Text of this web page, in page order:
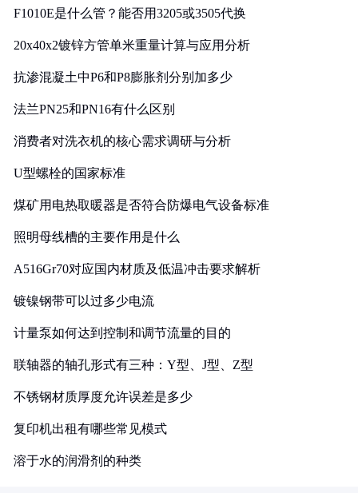
F1010E是什么管？能否用3205或3505代换
20x40x2镀锌方管单米重量计算与应用分析
抗渗混凝土中P6和P8膨胀剂分别加多少
法兰PN25和PN16有什么区别
消费者对洗衣机的核心需求调研与分析
U型螺栓的国家标准
煤矿用电热取暖器是否符合防爆电气设备标准
照明母线槽的主要作用是什么
A516Gr70对应国内材质及低温冲击要求解析
镀镍钢带可以过多少电流
计量泵如何达到控制和调节流量的目的
联轴器的轴孔形式有三种：Y型、J型、Z型
不锈钢材质厚度允许误差是多少
复印机出租有哪些常见模式
溶于水的润滑剂的种类